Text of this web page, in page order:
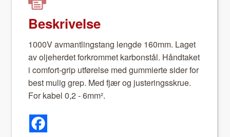
Beskrivelse
1000V avmantlingstang lengde 160mm. Laget
av olje­herdet forkrom­met kar­bon­stål. Hånd­taket
i com­fort-grip utførelse med gum­mierte sider for
best mulig grep. Med fjær og jus­ter­ingsskrue.
For kabel 0,2 - 6mm².